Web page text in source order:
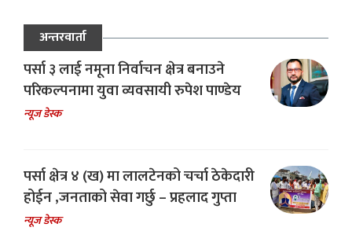
अन्तरवार्ता
पर्सा ३ लाई नमूना निर्वाचन क्षेत्र बनाउने
परिकल्पनामा युवा व्यवसायी रुपेश पाण्डेय
न्यूज डेस्क
पर्सा क्षेत्र ४ (ख) मा लालटेनको चर्चा ठेकेदारी
होईन ,जनताको सेवा गर्छु – प्रहलाद गुप्ता
न्यूज डेस्क